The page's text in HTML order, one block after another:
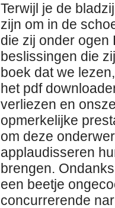
Terwijl je de
zijn om in de
die zij onder ogen
beslissingen die
boek dat we
het pdf
verliezen en
opmerkelijke
om deze
applaudisseren
brengen.
een beetje
concurrerende